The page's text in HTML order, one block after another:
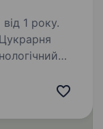
1 року.